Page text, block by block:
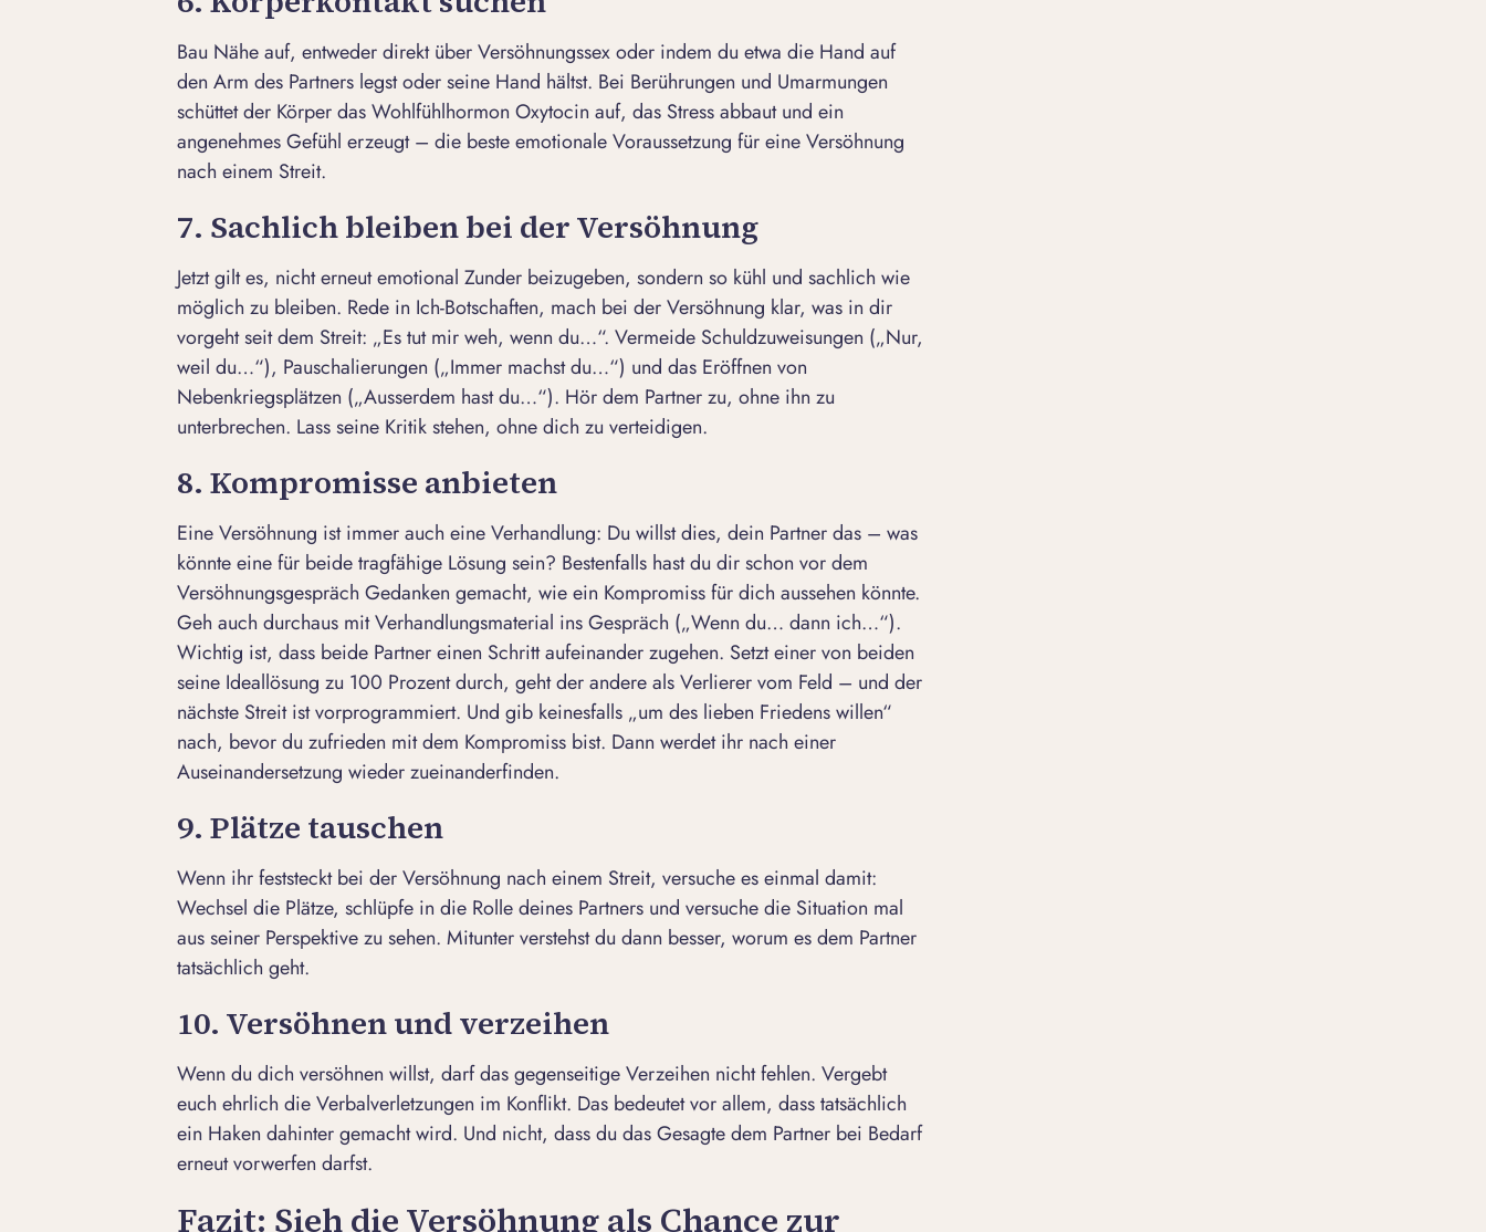
Bau Nähe auf, entweder direkt überVersöhnungssexoder indem du etwa die Hand auf
den Arm des Partners legst oder seine Hand hältst. Bei Berührungen und Umarmungen
schüttet der Körper das Wohlfühlhormon Oxytocin auf, das Stress abbaut und ein
angenehmes Gefühl erzeugt – die beste emotionale Voraussetzung für eine Versöhnung
nach einem Streit.
7. Sachlich bleiben bei der Versöhnung
Jetzt gilt es, nicht erneut emotional Zunder beizugeben, sondern so kühl und sachlich wie
möglich zu bleiben. Rede in Ich-Botschaften, mach bei der Versöhnung klar, was in dir
vorgeht seit dem Streit: „Es tut mir weh, wenn du…“. Vermeide Schuldzuweisungen („Nur,
weil du…“), Pauschalierungen („Immer machst du…“) und das Eröffnen von
Nebenkriegsplätzen („Ausserdem hast du…“). Hör dem Partner zu, ohne ihn zu
unterbrechen. Lass seine Kritik stehen, ohne dich zu verteidigen.
8. Kompromisse anbieten
Eine Versöhnung ist immer auch eine Verhandlung: Du willst dies, dein Partner das – was
könnte eine für beide tragfähige Lösung sein? Bestenfalls hast du dir schon vor dem
Versöhnungsgespräch Gedanken gemacht, wie ein Kompromiss für dich aussehen könnte.
Geh auch durchaus mit Verhandlungsmaterial ins Gespräch („Wenn du… dann ich…“).
Wichtig ist, dass beide Partner einen Schritt aufeinander zugehen. Setzt einer von beiden
seine Ideallösung zu 100 Prozent durch, geht der andere als Verlierer vom Feld – und der
nächste Streit ist vorprogrammiert. Und gib keinesfalls „um des lieben Friedens willen“
nach, bevor du zufrieden mit dem Kompromiss bist. Dann werdet ihr nach einer
Auseinandersetzung wieder zueinanderfinden.
9. Plätze tauschen
Wenn ihr feststeckt bei der Versöhnung nach einem Streit, versuche es einmal damit:
Wechsel die Plätze, schlüpfe in die Rolle deines Partners und versuche die Situation mal
aus seiner Perspektive zu sehen. Mitunter verstehst du dann besser, worum es dem Partner
tatsächlich geht.
10. Versöhnen und verzeihen
Wenn du dich versöhnen willst, darf das gegenseitige Verzeihen nicht fehlen. Vergebt
euch ehrlich die Verbalverletzungen im Konflikt. Das bedeutet vor allem, dass tatsächlich
ein Haken dahinter gemacht wird. Und nicht, dass du das Gesagte dem Partner bei Bedarf
erneut vorwerfen darfst.
Fazit: Sieh die Versöhnung als Chance zur